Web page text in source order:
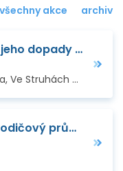
všechny akce archiv
Soudní vymáhání práv k IP a jeho dopady v praxi
27, Praha 6
Příležitosti a výzvy pro polovodičový průmysl – snazší přístup k evropskému financování